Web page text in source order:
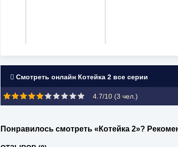
Смотреть онлайн Котейка 2 все серии
4.7/10 (3 чел.)
Понравилось смотреть «Котейка 2»?